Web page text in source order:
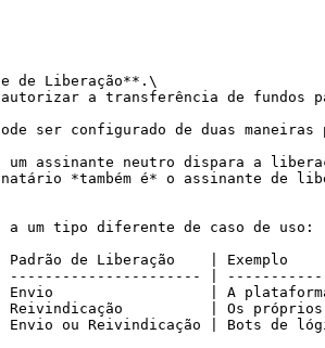
de Liberação**.\
a transferência de fundos
ser configurado de duas
um assinante neutro dispara a
*também é* o assinante de
a um tipo diferente de caso de uso:
de Liberação    |
|
| A plataforma
| Reivindicação          | Os
Envio ou Reivindicação | Bots de